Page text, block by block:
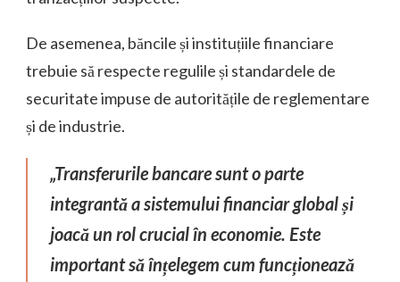
De asemenea, băncile și instituțiile financiare
trebuie să respecte regulile și standardele de
securitate impuse de autoritățile de reglementare
și de industrie.
„Transferurile bancare sunt o parte
integrantă a sistemului financiar global și
joacă un rol crucial în economie. Este
important să înțelegem cum funcționează